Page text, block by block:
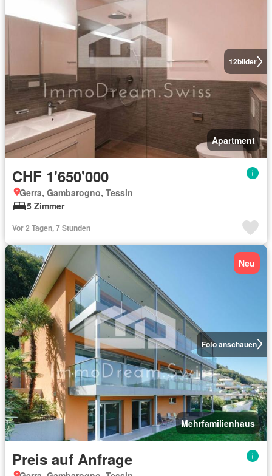
12bilder
Apartment
CHF 1'650'000
Gerra, Gambarogno, Tessin
5 Zimmer
Vor 2 Tagen, 7 Stunden
Foto anschauen
Neu
Mehrfamilienhaus
Preis auf Anfrage